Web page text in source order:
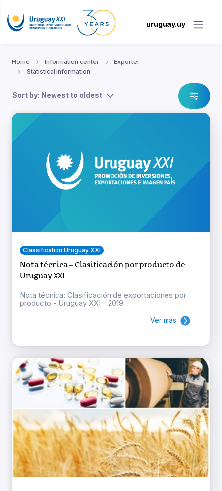
uruguay.uy
Home Information center
Exporter
Statistical information
Sort by: Newest to oldest
Classification Uruguay XXI
Nota técnica – Clasificación por producto de
Uruguay XXI
Nota técnica: Clasificación de exportaciones por
producto - Uruguay XXI - 2019
Ver más